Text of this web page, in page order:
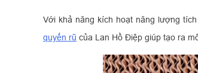
Với khả năng kích hoạt năng lượng
quyến rũ của Lan Hồ Điệp giúp tạo ra